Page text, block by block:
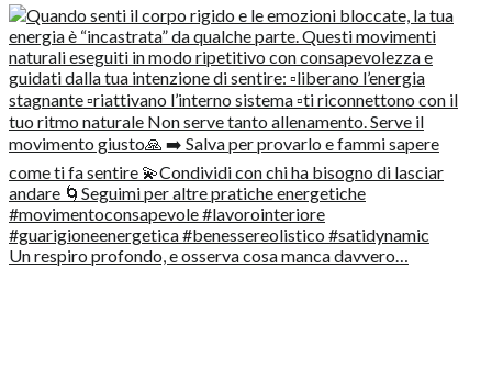
Un respiro profondo, e osserva cosa manca davvero…